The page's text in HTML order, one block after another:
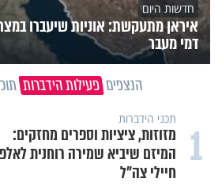
חדשות היום
איראן מתעקשת: אוניות שיעברו
דמי מעבר
הנצפים פעילות הידברות
1 תכני הידברות
מזוזות, ציציות וספרים מחזקים:
המיזם שיביא שמירה רוחנית
חיילי צה"ל